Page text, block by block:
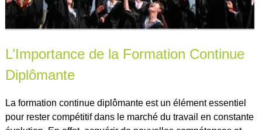
L’Importance de la Formation Continue
Diplômante
La formation continue diplômante est un élément essentiel
pour rester compétitif dans le marché du travail en constante